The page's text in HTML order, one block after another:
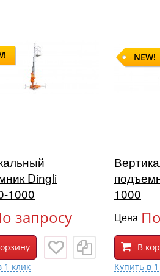
Dingli
1000
запросу
NEW!
1000
Цена
В